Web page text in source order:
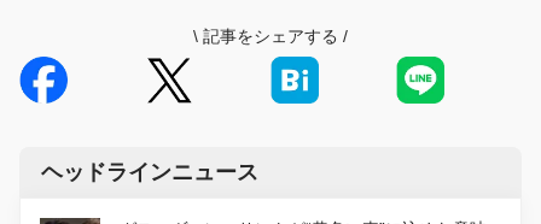
\ 記事をシェアする /
ヘッドラインニュース